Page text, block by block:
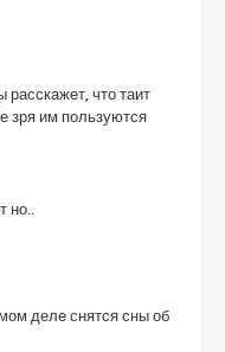
расскажет, что таит
зря им пользуются
но..
деле снятся сны об